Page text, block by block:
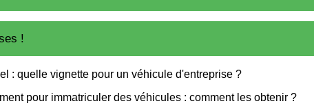
!
: quelle vignette pour un véhicule d'entreprise ?
pour immatriculer des véhicules : comment les obtenir ?